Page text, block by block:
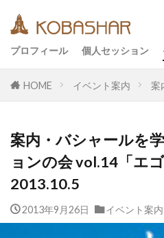
プロフィール 個人セッション
HOME イベント案内 案
案内・バシャールを
ョンの会 vol.14「エ
2013.10.5
2013年9月26日 イベント案内
カテゴリー
アーティスト
イベ
オフグリッド
キー
バシャール・宇宙の法則
リトリート
ワンネス
名古